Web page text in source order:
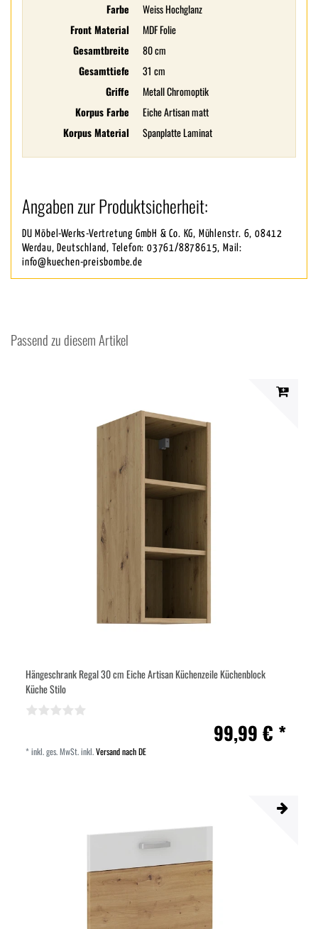
Farbe
Weiss Hochglanz
Front Material
MDF Folie
Gesamtbreite
80 cm
Gesamttiefe
31 cm
Griffe
Metall Chromoptik
Korpus Farbe
Eiche Artisan matt
Korpus Material
Spanplatte Laminat
Angaben zur Produktsicherheit:
DU Möbel-Werks-Vertretung GmbH & Co. KG, Mühlenstr. 6, 08412
Werdau, Deutschland, Telefon: 03761/8878615, Mail:
info@kuechen-preisbombe.de
Passend zu diesem Artikel
Hängeschrank Regal 30 cm Eiche Artisan Küchenzeile Küchenblock
Küche Stilo
99,99 € *
*inkl. ges. MwSt.inkl.Versand nach DE